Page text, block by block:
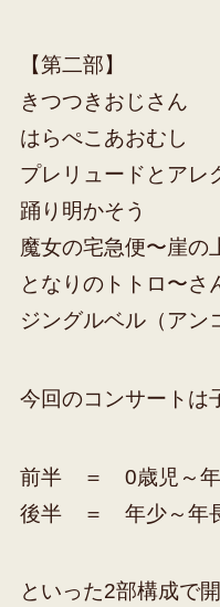
【第二部】
きつつきおじさん
はらぺこあおむし
プレリュードとアレ
踊り明かそう
魔女の宅急便〜崖の
となりのトトロ〜さ
ジングルベル（アン
今回のコンサートは
前半 ＝ 0歳児～年
後半 ＝ 年少～年
といった2部構成で